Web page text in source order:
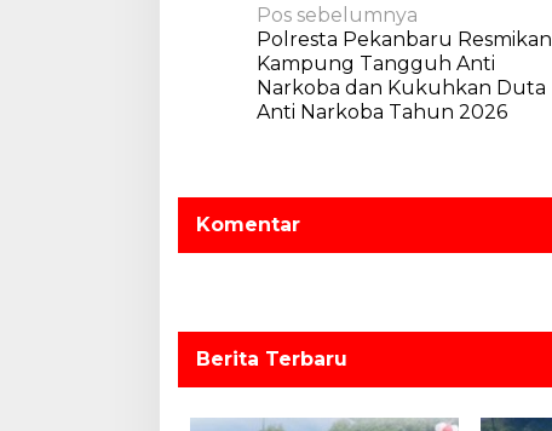
g
W
a
r
g
N
a
v
i
a
s
i
o
s
Pos sebelumnya
Polresta Pekanbaru Resmikan
Kampung Tangguh Anti
Narkoba dan Kukuhkan Duta
Anti Narkoba Tahun 2026
Komentar
Berita Terbaru